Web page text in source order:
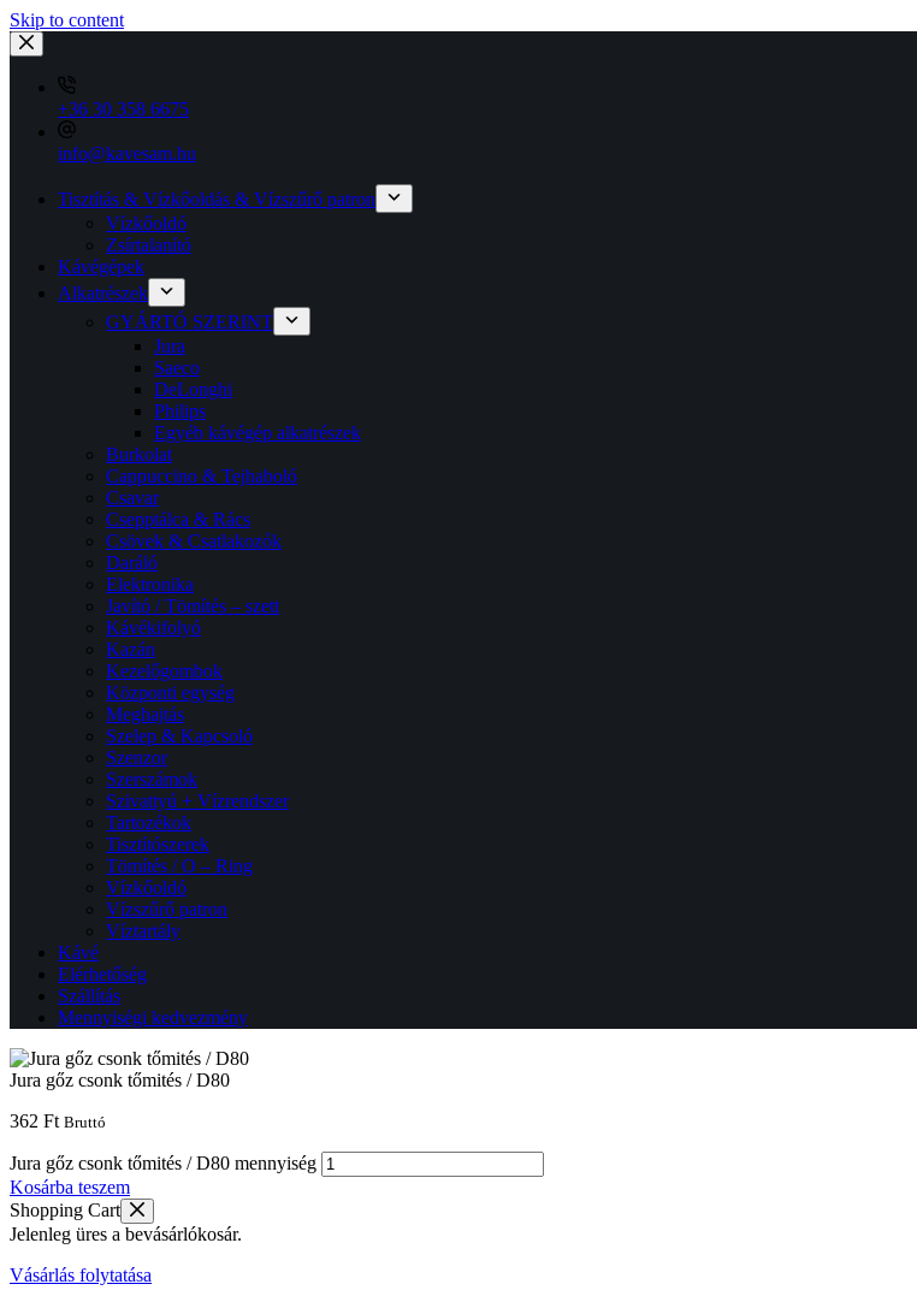
Skip to content
+36 30 358 6675
info@kavesam.hu
Tisztítás & Vízkőoldás & Vízszűrő patron
Vízkőoldó
Zsírtalanító
Kávégépek
Alkatrészek
GYÁRTÓ SZERINT
Jura
Saeco
DeLonghi
Philips
Egyéb kávégép alkatrészek
Burkolat
Cappuccino & Tejhaboló
Csavar
Csepptálca & Rács
Csövek & Csatlakozók
Daráló
Elektronika
Javító / Tömítés – szett
Kávékifolyó
Kazán
Kezelőgombok
Központi egység
Meghajtás
Szelep & Kapcsoló
Szenzor
Szerszámok
Szivattyú + Vízrendszer
Tartozékok
Tisztítószerek
Tömítés / O – Ring
Vízkőoldó
Vízszűrő patron
Víztartály
Kávé
Elérhetőség
Szállítás
Mennyiségi kedvezmény
Jura gőz csonk tőmités / D80
362 Ft Bruttó
Jura gőz csonk tőmités / D80 mennyiség
Kosárba teszem
Shopping Cart
Jelenleg üres a bevásárlókosár.
Vásárlás folytatása